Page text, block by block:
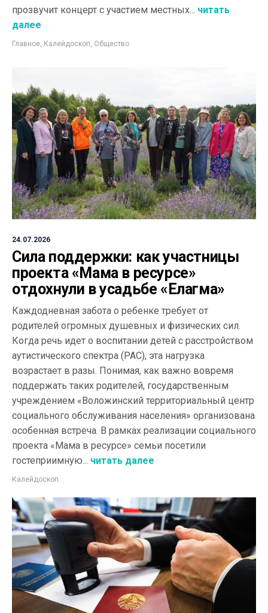
прозвучит концерт с участием местных... читать
далее
Главное, Калейдоскоп, Общество
24.07.2026
Сила поддержки: как участницы
проекта «Мама в ресурсе»
отдохнули в усадьбе «Елагма»
Каждодневная забота о ребенке требует от
родителей огромных душевных и физических сил.
Когда речь идет о воспитании детей с расстройством
аутистического спектра (РАС), эта нагрузка
возрастает в разы. Понимая, как важно вовремя
поддержать таких родителей, государственным
учреждением «Воложинский территориальный центр
социального обслуживания населения» организована
особенная встреча. В рамках реализации социального
проекта «Мама в ресурсе» семьи посетили
гостеприимную... читать далее
Калейдоскоп